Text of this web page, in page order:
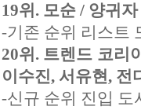
19위. 모순 / 양귀
-기존 순위 리스트
20위. 트렌드 코리
이수진, 서유현, 전
-신규 순위 진입 도